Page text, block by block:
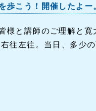
歩こう！開催したよー
と講師のご理解と寛
往左往。当日、多少